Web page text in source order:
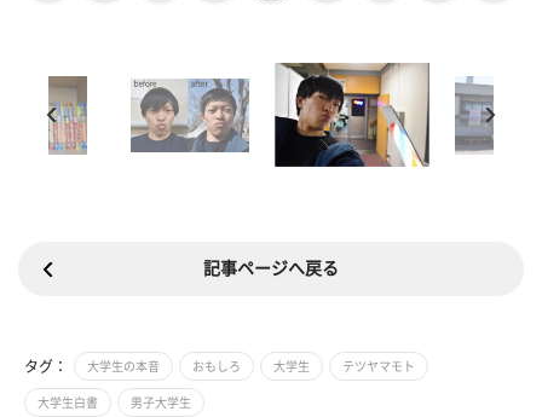
記事ページへ戻る
タグ： 大学生の本音 おもしろ 大学生 テツヤマモト
大学生白書 男子大学生